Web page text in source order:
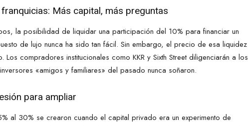
Más capital, más preguntas
la posibilidad de liquidar una participación del 10% para financiar un
de lujo nunca ha sido tan fácil. Sin embargo, el precio de esa liquidez
Los compradores institucionales como KKR y Sixth Street diligenciarán a los
«amigos y familiares» del pasado nunca soñaron.
para ampliar
al 30% se crearon cuando el capital privado era un experimento de